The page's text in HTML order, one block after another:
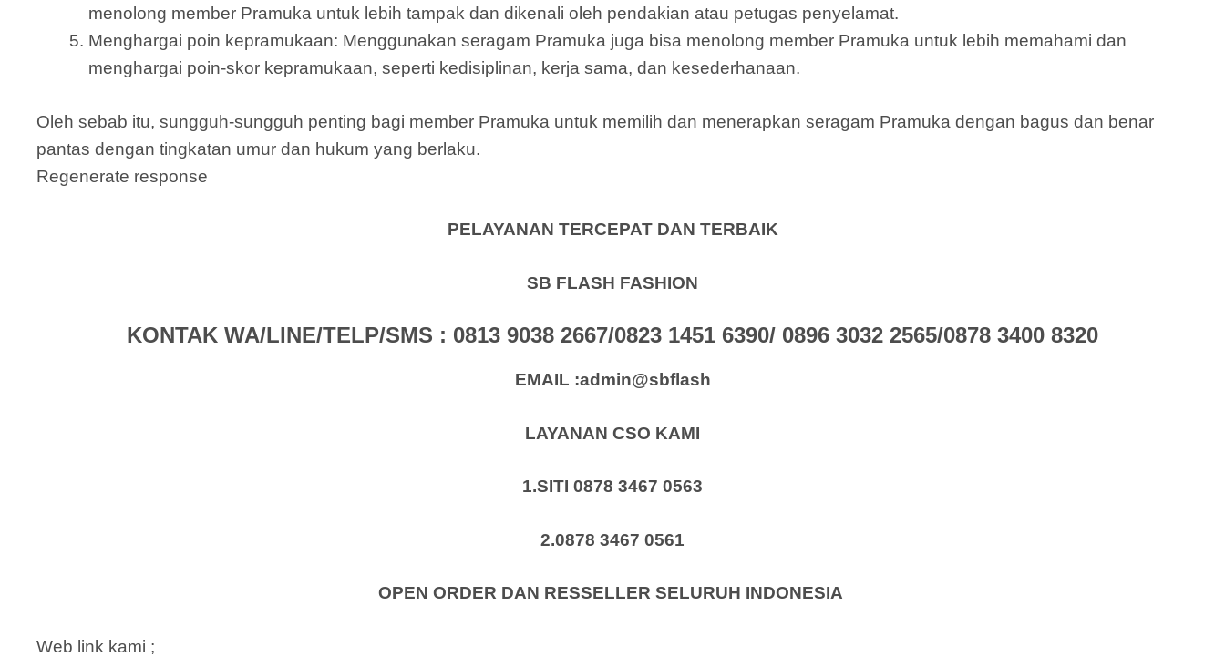
menolong member Pramuka untuk lebih tampak dan dikenali oleh pendakian atau petugas penyelamat.
Menghargai poin kepramukaan: Menggunakan seragam Pramuka juga bisa menolong member Pramuka untuk lebih memahami dan
menghargai poin-skor kepramukaan, seperti kedisiplinan, kerja sama, dan kesederhanaan.
Oleh sebab itu, sungguh-sungguh penting bagi member Pramuka untuk memilih dan menerapkan seragam Pramuka dengan bagus dan benar
pantas dengan tingkatan umur dan hukum yang berlaku.
Regenerate response
PELAYANAN TERCEPAT DAN TERBAIK
SB FLASH FASHION
KONTAK WA/LINE/TELP/SMS : 0813 9038 2667/0823 1451 6390/ 0896 3032 2565/0878 3400 8320
EMAIL :admin@sbflash
LAYANAN CSO KAMI
1.SITI 0878 3467 0563
2.0878 3467 0561
OPEN ORDER DAN RESSELLER SELURUH INDONESIA
Web link kami ;